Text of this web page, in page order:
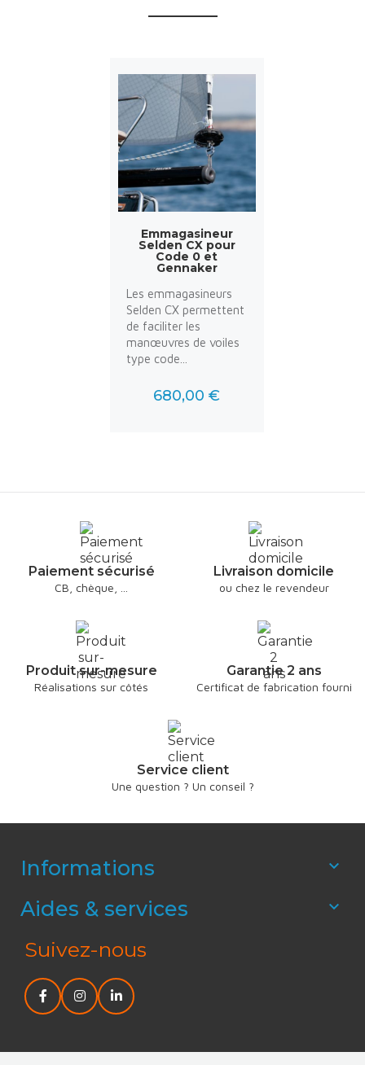
Emmagasineur
Selden CX pour
Code 0 et
Gennaker
Les emmagasineurs
Selden CX permettent
de faciliter les
manœuvres de voiles
type code...
Prix
680,00 €
Paiement sécurisé
CB, chèque, ...
Livraison domicile
ou chez le revendeur
Produit sur-mesure
Réalisations sur côtés
Garantie 2 ans
Certificat de fabrication fourni
Service client
Une question ? Un conseil ?
Informations 
Aides & services 
Suivez-nous